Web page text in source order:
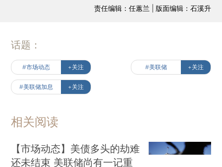
责任编辑：任蕙兰 | 版面编辑：石溪升
话题：
#市场动态 +关注 #美联储 +关注
#美联储加息 +关注
相关阅读
【市场动态】美债多头的劫难
还未结束 美联储尚有一记重